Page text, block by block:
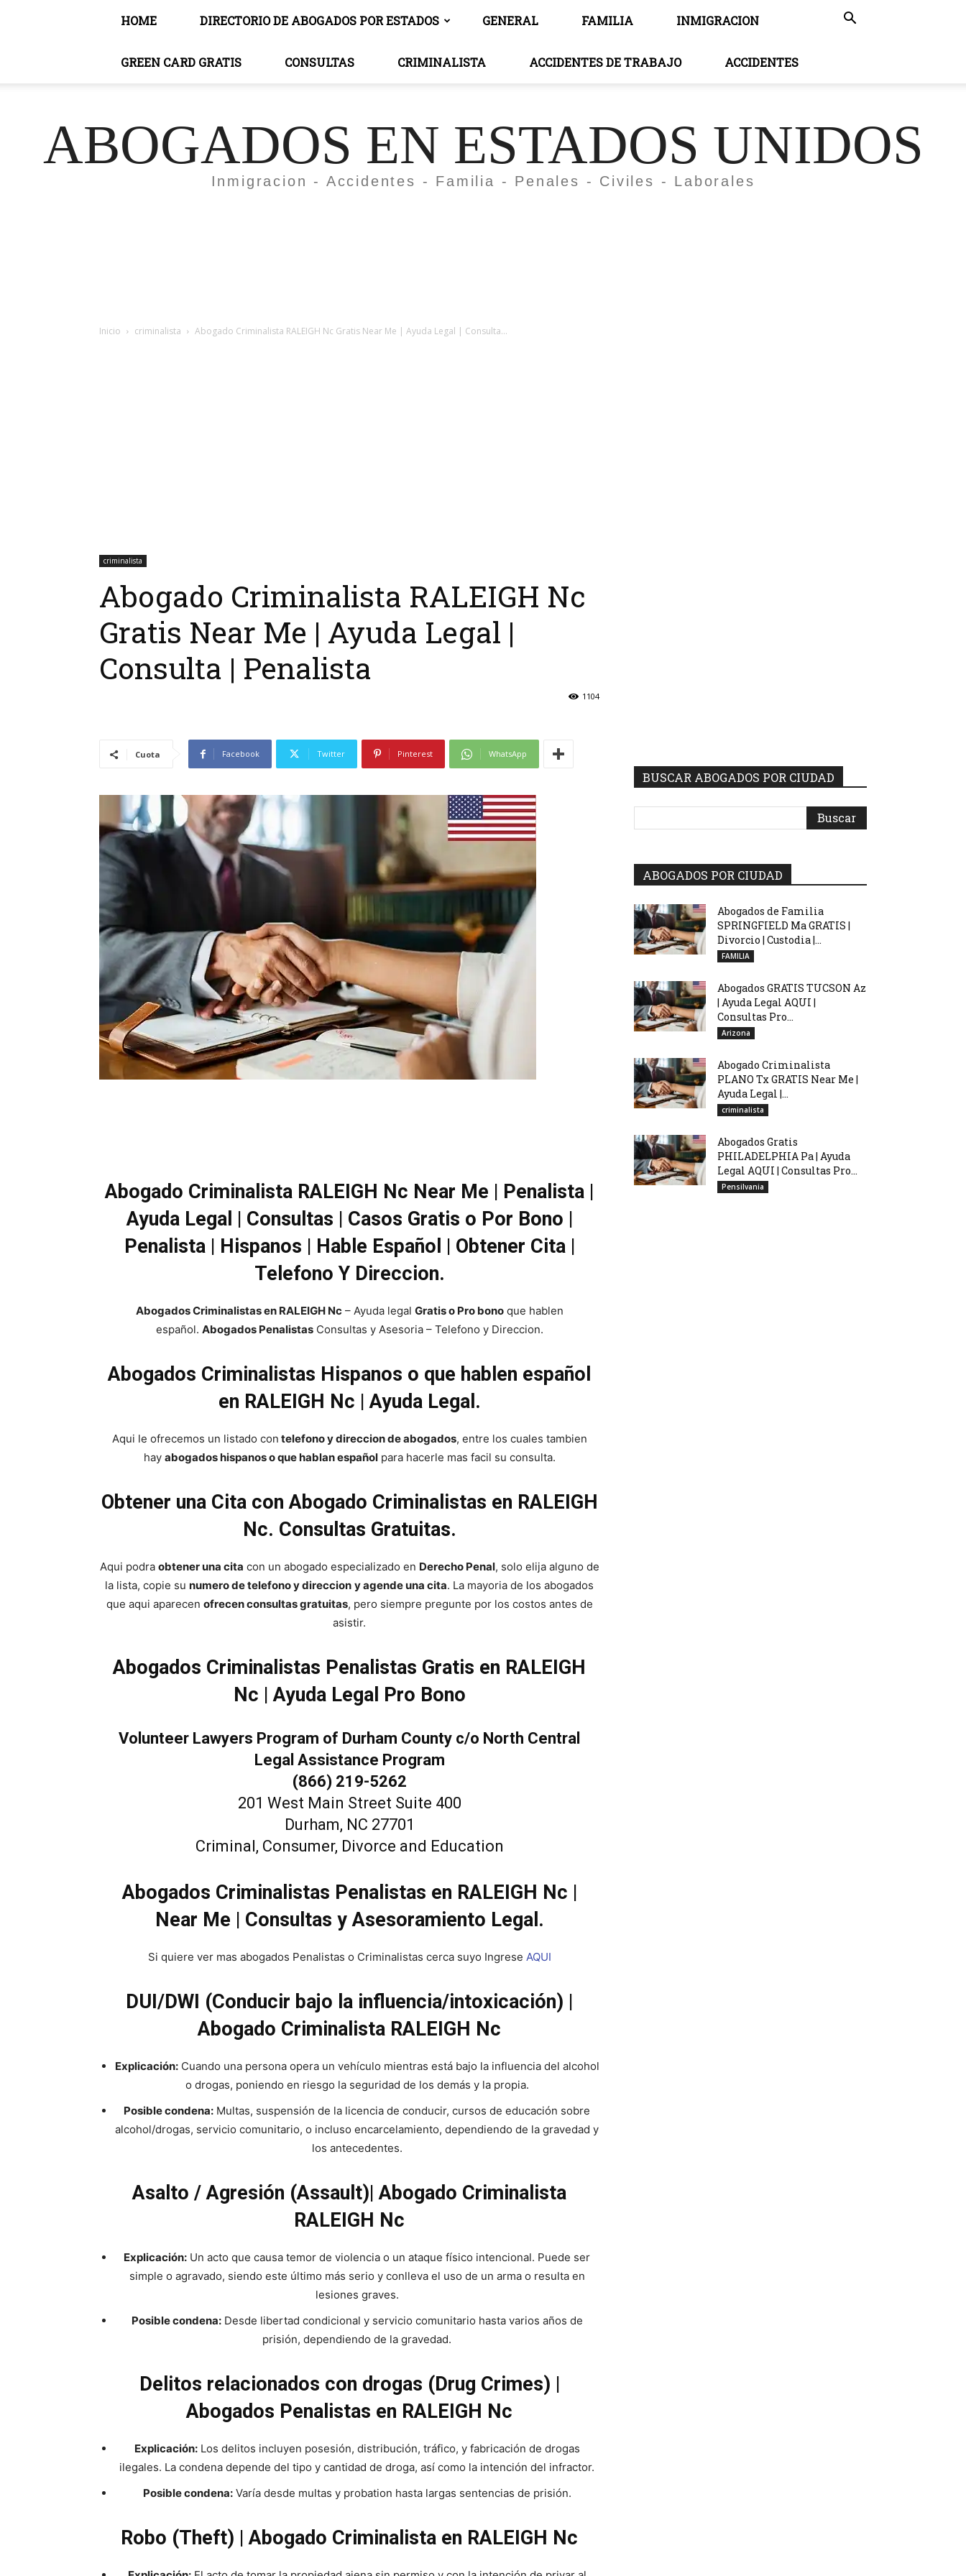
HOME DIRECTORIO DE ABOGADOS POR ESTADOS GENERAL FAMILIA INMIGRACION
GREEN CARD GRATIS CONSULTAS CRIMINALISTA ACCIDENTES DE TRABAJO ACCIDENTES
ABOGADOS EN ESTADOS UNIDOS
Inmigracion - Accidentes - Familia - Penales - Civiles - Laborales
Inicio criminalista Abogado Criminalista RALEIGH Nc Gratis Near Me | Ayuda Legal | Consulta...
criminalista
Abogado Criminalista RALEIGH Nc
Gratis Near Me | Ayuda Legal |
Consulta | Penalista
1104
Cuota Facebook Twitter Pinterest WhatsApp
Abogado Criminalista RALEIGH Nc Near Me | Penalista |
Ayuda Legal | Consultas | Casos Gratis o Por Bono |
Penalista | Hispanos | Hable Español | Obtener Cita |
Telefono Y Direccion.
Abogados Criminalistas en RALEIGH Nc– Ayuda legal Gratis o Pro bonoque hablen
español. Abogados PenalistasConsultas y Asesoria – Telefono y Direccion.
Abogados Criminalistas Hispanos o que hablen español
en RALEIGH Nc | Ayuda Legal.
Aqui le ofrecemos un listado con telefono y direccion de abogados, entre los cuales tambien
hay abogados hispanos o que hablan españolpara hacerle mas facil su consulta.
Obtener una Cita con Abogado Criminalistas en RALEIGH
Nc. Consultas Gratuitas.
Aqui podra obtener una cita con un abogado especializado en Derecho Penal, solo elija alguno de
la lista, copie su numero de telefono y direccion y agende una cita. La mayoria de los abogados
que aqui aparecen ofrecen consultas gratuitas, pero siempre pregunte por los costos antes de
asistir.
Abogados Criminalistas Penalistas Gratis en RALEIGH
Nc | Ayuda Legal Pro Bono
Volunteer Lawyers Program of Durham County c/o North Central
Legal Assistance Program
(866) 219-5262
201 West Main Street Suite 400
Durham, NC 27701
Criminal, Consumer, Divorce and Education
Abogados Criminalistas Penalistas en RALEIGH Nc |
Near Me | Consultas y Asesoramiento Legal.
Si quiere ver mas abogados Penalistas o Criminalistas cerca suyo Ingrese AQUI
DUI/DWI (Conducir bajo la influencia/intoxicación) |
Abogado Criminalista RALEIGH Nc
Explicación:Cuando una persona opera un vehículo mientras está bajo la influencia del alcohol
o drogas, poniendo en riesgo la seguridad de los demás y la propia.
Posible condena: Multas, suspensión de la licencia de conducir, cursos de educación sobre
alcohol/drogas, servicio comunitario, o incluso encarcelamiento, dependiendo de la gravedad y
los antecedentes.
Asalto / Agresión (Assault)| Abogado Criminalista
RALEIGH Nc
Explicación: Un acto que causa temor de violencia o un ataque físico intencional. Puede ser
simple o agravado, siendo este último más serio y conlleva el uso de un arma o resulta en
lesiones graves.
Posible condena:Desde libertad condicional y servicio comunitario hasta varios años de
prisión, dependiendo de la gravedad.
Delitos relacionados con drogas (Drug Crimes) |
Abogados Penalistas en RALEIGH Nc
Explicación:Los delitos incluyen posesión, distribución, tráfico, y fabricación de drogas
ilegales. La condena depende del tipo y cantidad de droga, así como la intención del infractor.
Posible condena:Varía desde multas y probation hasta largas sentencias de prisión.
Robo (Theft) | Abogado Criminalista en RALEIGH Nc
BUSCAR ABOGADOS POR CIUDAD
ABOGADOS POR CIUDAD
Abogados de Familia
SPRINGFIELD Ma GRATIS |
Divorcio | Custodia |...
FAMILIA
Abogados GRATIS TUCSON Az
| Ayuda Legal AQUI |
Consultas Pro...
Arizona
Abogado Criminalista
PLANO Tx GRATIS Near Me |
Ayuda Legal |...
criminalista
Abogados Gratis
PHILADELPHIA Pa | Ayuda
Legal AQUI | Consultas Pro...
Pensilvania